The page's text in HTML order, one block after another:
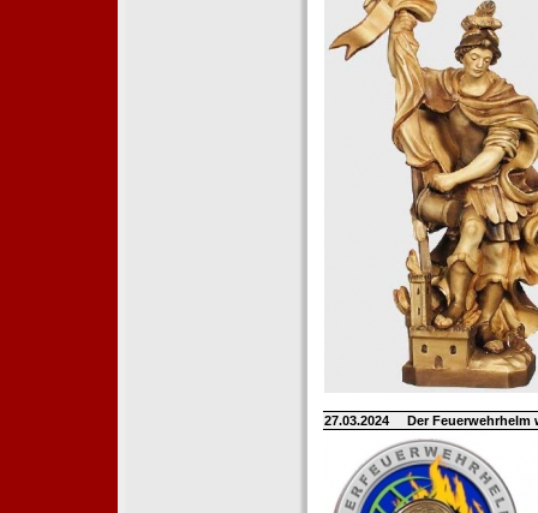
27.03.2024 Der